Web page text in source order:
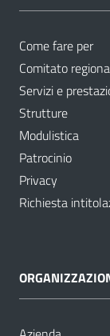
Come fare per
Comitato
Servizi e
Strutture
Modulistica
Patrocinio
Privacy
Richiesta